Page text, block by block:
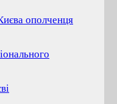
ополченця